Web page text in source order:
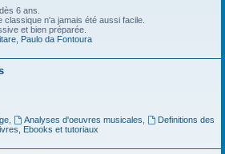
6 ans.
classique n'a jamais été aussi facile.
et bien préparée.
Paulo da Fontoura
, Analyses d'oeuvres musicales
Definitions des
Ebooks et tutoriaux